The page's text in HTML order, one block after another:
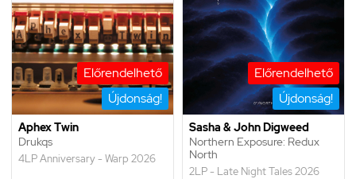
Előrendelhető
Újdonság!
Aphex Twin
Drukqs
4LP Anniversary - Warp 2026
Előrendelhető
Újdonság!
Sasha & John Digweed
Northern Exposure: Redux
North
2LP - Late Night Tales 2026